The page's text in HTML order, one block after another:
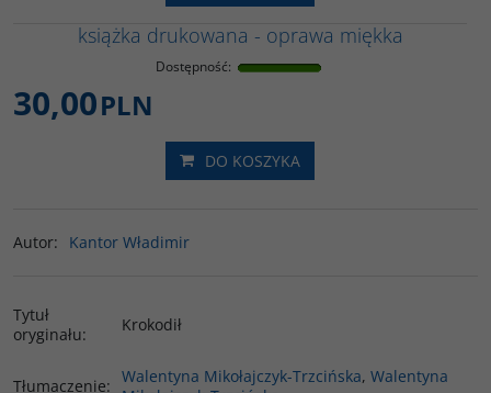
książka drukowana - oprawa miękka
Dostępność:
30,00PLN
DO KOSZYKA
Autor: Kantor Władimir
Tytuł
oryginału: Krokodił
Tłumaczenie: Walentyna Mikołajczyk-Trzcińska, Walentyna